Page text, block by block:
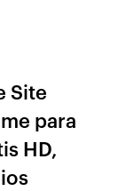
Site
para
HD,